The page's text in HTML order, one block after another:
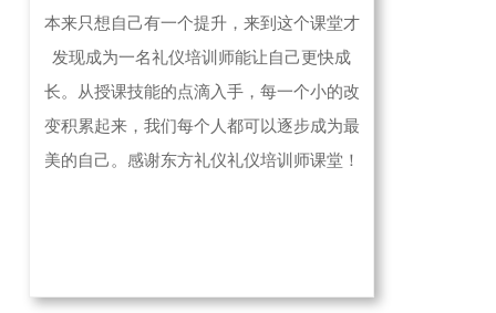
本来只想自己有一个提升，来到这个课堂才
发现成为一名礼仪培训师能让自己更快成
长。从授课技能的点滴入手，每一个小的改
变积累起来，我们每个人都可以逐步成为最
美的自己。感谢东方礼仪礼仪培训师课堂！